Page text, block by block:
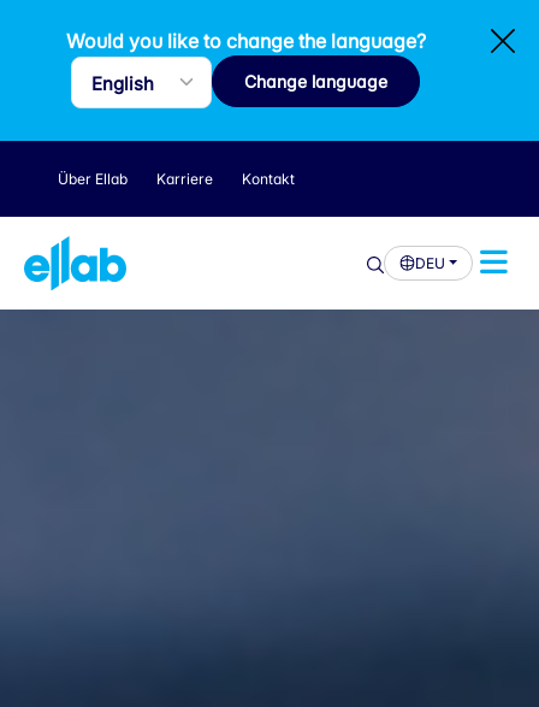
Would you like to change the language?
Change language
Über Ellab Karriere Kontakt
DEU